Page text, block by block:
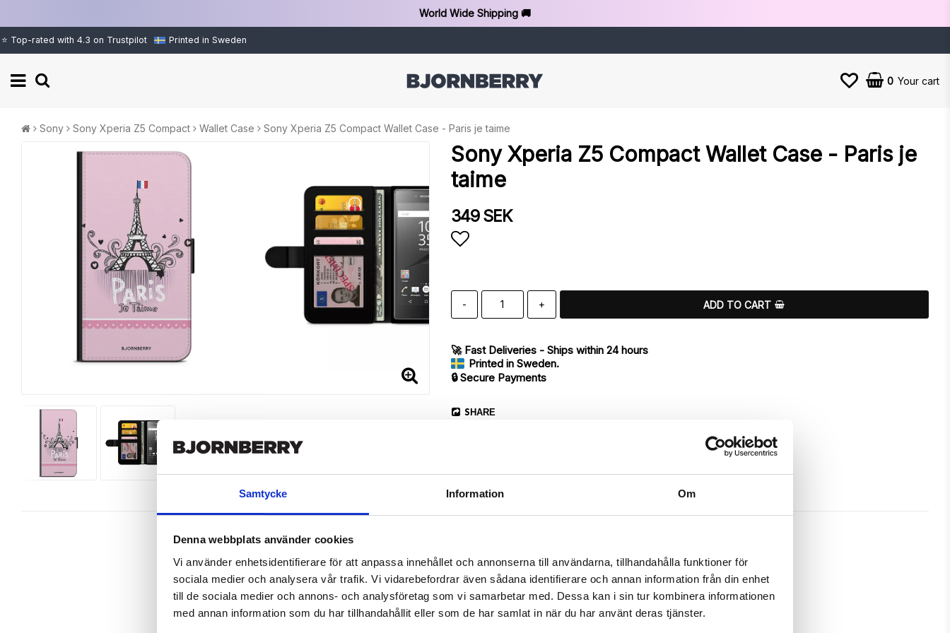
Samtycke Information Om
Denna webbplats använder cookies
Vi använder enhetsidentifierare för att anpassa innehållet och annonserna till användarna, tillhandahålla funktioner för
sociala medier och analysera vår trafik. Vi vidarebefordrar även sådana identifierare och annan information från din enhet
till de sociala medier och annons- och analysföretag som vi samarbetar med. Dessa kan i sin tur kombinera informationen
med annan information som du har tillhandahållit eller som de har samlat in när du har använt deras tjänster.
World Wide Shipping 🚚
⭐ Top-rated with 4.3 on Trustpilot Printed in Sweden
0 Your cart
Sony Sony Xperia Z5 Compact Wallet Case Sony Xperia Z5 Compact Wallet Case - Paris je taime
Sony Xperia Z5 Compact Wallet Case - Paris je
taime
349 SEK
- + ADD TO CART
🚀 Fast Deliveries - Ships within 24 hours
Printed in Sweden.
🔒 Secure Payments
SHARE
Article no.: 904
Wallet case from Bjornberry for your Sony Xperia Z5 Compact with unique “Paris je taime”-pattern. Which gives great protection and has
a unique design.